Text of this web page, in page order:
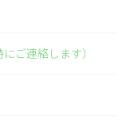
ご連絡します）